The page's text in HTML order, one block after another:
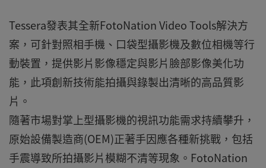
Tessera發表其全新FotoNation Video Tools解決方
案，可針對照相手機、口袋型攝影機及數位相機等行
動裝置，提供影片影像穩定與影片臉部影像美化功
能，此項創新技術能拍攝與錄製出清晰的高品質影
片。
隨著市場對掌上型攝影機的視訊功能需求持續攀升，
原始設備製造商(OEM)正著手因應各種新挑戰，包括
手震導致所拍攝影片模糊不清等現象。FotoNation